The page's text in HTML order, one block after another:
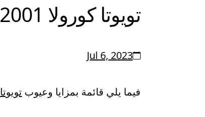
تويوتا كورولا 2001
Jul 6, 2023
فيما يلي قائمة بمزايا وعيوب تويوتا